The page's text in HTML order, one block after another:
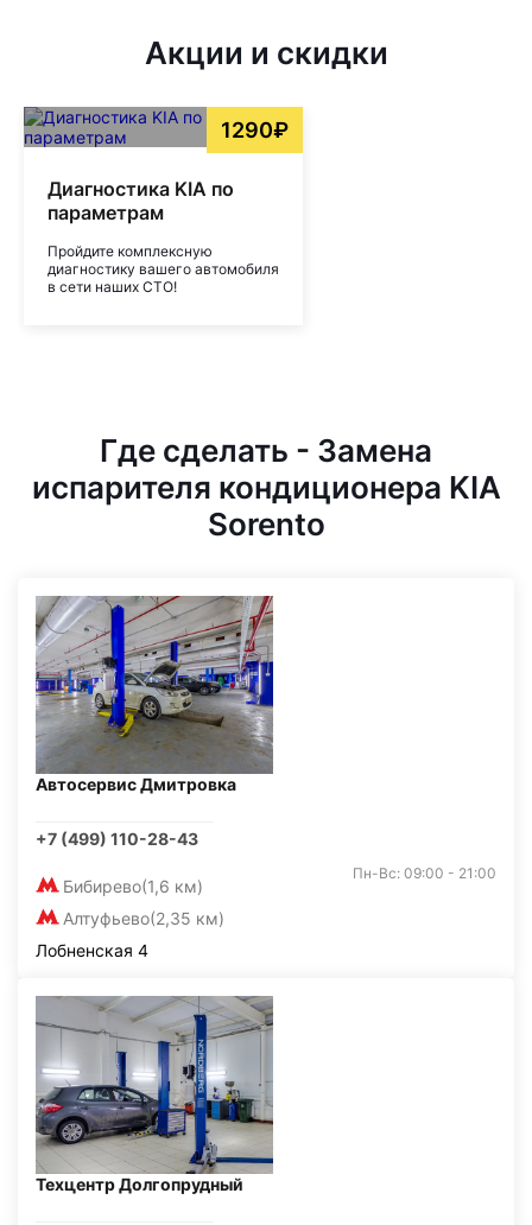
Акции и скидки
1290₽
Диагностика KIA по
параметрам
Пройдите комплексную
диагностику вашего автомобиля
в сети наших СТО!
Где сделать - Замена
испарителя кондиционера KIA
Sorento
Автосервис Дмитровка
+7 (499) 110-28-43
Бибирево(1,6 км)
Алтуфьево(2,35 км)
Пн-Вс: 09:00 - 21:00
Лобненская 4
Техцентр Долгопрудный